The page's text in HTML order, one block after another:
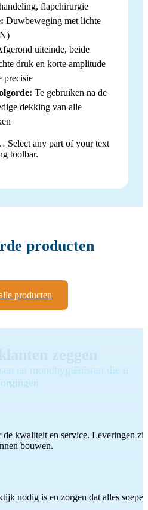
flapchirurgie
Duwbeweging met lichte
uiteinde, beide
druk en korte amplitude
precisie
Te gebruiken na de
dekking van alle
Select any part of your text
toolbar.
producten
producten
en mondhygiënisten die u
kwaliteit en service. Leveringen
bouwen.
nodig is en zorgen dat alles